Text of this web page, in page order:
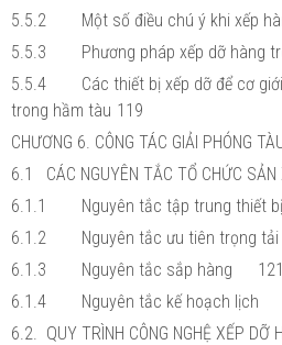
5.5.2
Một số điều chú ý khi xếp
5.5.3
Phương pháp xếp dỡ hàng
5.5.4
Các thiết bị xếp dỡ để cơ
trong hầm tàu 119
CHƯƠNG 6. CÔNG TÁC GIẢI PHÓNG
6.1
CÁC NGUYÊN TẮC TỔ CHỨC
6.1.1
Nguyên tắc tập trung thiết bị
6.1.2
Nguyên tắc ưu tiên trọng tải
6.1.3
Nguyên tắc sắp hàng
121
6.1.4
Nguyên tắc kế hoạch lịch
6.2.
QUY TRÌNH CÔNG NGHỆ XẾP DỠ